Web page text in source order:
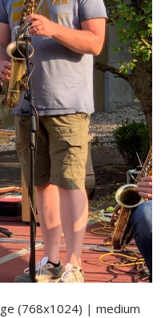
(768x1024) |medium